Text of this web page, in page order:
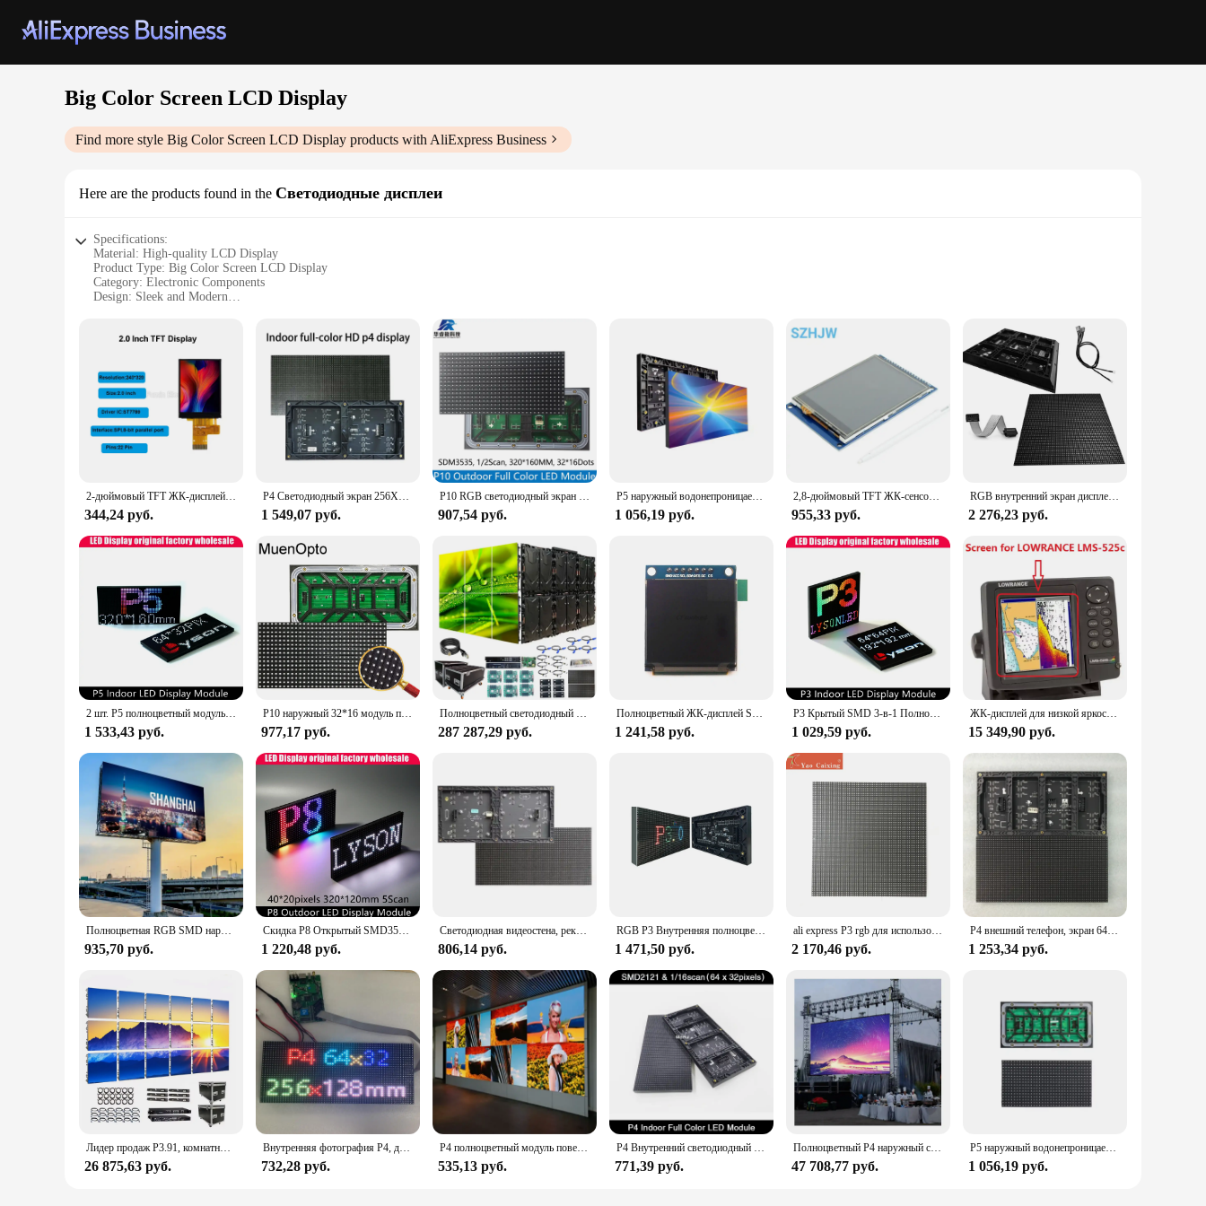
Big Color Screen LCD Display
Find more style Big Color Screen LCD Display products with AliExpress Business
Here are the products found in the Светодиодные дисплеи
Specifications:
Material: High-quality LCD Display
Product Type: Big Color Screen LCD Display
Category: Electronic Components
Design: Sleek and Modern
Size: Large enough for clear visibility
Features:
**Unmatched Clarity and Visibility**
The Big Color Screen LCD Display is a standout product in the electronic components category, boasting a high-quality LCD display that ensures clarity and visibility in a variety of settings. The large
screen size is perfect for displaying important information, making it an ideal choice for both personal and professional use. Whether you're using it for monitoring, gaming, or simply as a large
display for presentations, the vibrant colors and sharp resolution will captivate your audience.
**Versatile and User-Friendly**
This versatile display is not just about looks; it's designed to be user-friendly and adaptable to various scenarios. The sleek design makes it an attractive addition to any workspace or home
environment. Its compatibility with a wide range of applications makes it a go-to choice for vendors, suppliers, and individuals looking to enhance their devices or setups. The ease of use and
installation make it an attractive option for those looking to upgrade their display without the hassle.
**Robust and Reliable Performance**
The Big Color Screen LCD Display is engineered to deliver reliable performance, making it a trusted choice for both personal and professional use. Its robust construction ensures durability, while the
high-resolution and bright display capabilities make it an excellent choice for environments where visibility is paramount. Whether you're a professional looking for a reliable display for your
equipment or an individual seeking an upgrade for your gaming or entertainment setup, this display is built to last and deliver.
2-дюймовый TFT ЖК-дисплей 2,0 дюйма, IPS цветной OLED-экран ST7789 SPI 8-битный параллельный порт 240x320 22-контактный разъем
344,24 руб.
P4 Светодиодный экран 256X128 мм Панель Пиксельная панель 64x32 пикселей 256X128 мм P4 Крытый полноцветный светодиодный экран Модуль видеостены
1 549,07 руб.
P10 RGB светодиодный экран для улицы 320*160 мм 32*16 пикселей 1/2 сканирования SMD3535 полноцветный модуль светодиодного дисплея P10
907,54 руб.
P5 наружный водонепроницаемый телефон, цифровой экран, полноцветный дисплей, модуль светодиодного дисплея
1 056,19 руб.
2,8-дюймовый TFT ЖК-сенсорный экран, модуль дисплея 3,2 ", цветной ILI9341 3,2*240 320 В ~ 5 В, 8 бит/16 бит, параллельный интерфейс
955,33 руб.
RGB внутренний экран дисплея светодиодный 45 градусов угловая модульная панель для видео настенный экран Кубик Рубика рекламный экран
2 276,23 руб.
2 шт. P5 полноцветный модуль внутренний электронный экран конференц-зал Grande экран дисплей светодиодная панель 320*160 мм RGB 64x32 точки
1 533,43 руб.
P10 наружный 32*16 модуль полноцветный SMD3535 светодиодный экран 320x160 мм 4S Самая низкая цена
977,17 руб.
Полноцветный светодиодный экран AIRA5 для помещений и улицы, RGB-экран
287 287,29 руб.
Полноцветный ЖК-дисплей SPI OLED 1,5x128, 128 дюйма, IC SSD135, для Arduino 128*128
1 241,58 руб.
P3 Крытый SMD 3-в-1 Полноцветная светодиодная панель 64x64 пиксельных точек RGB-матричный экранный модуль 192 мм x 192 мм 1/32 сканирования
1 029,59 руб.
ЖК-дисплей для низкой яркости LMS-525c LMS525 DF, цветной дисплей для эхолота
15 349,90 руб.
Полноцветная RGB SMD наружная водонепроницаемая светодиодная панель P10 P8 P6 P5 P4.81 P4 для использования в помещении P3.91 P3 P2.5 P2 P1.875 Модули светодиодного дисплея
935,70 руб.
Скидка P8 Открытый SMD3535 Полноцветный светодиодный модуль дисплея Большая видеопанель Размер 320*160 мм 1/5 Сканирование Hub75
1 220,48 руб.
Светодиодная видеостена, рекламный щит, экранная панель, P5 SMD2121 1/16scan, внутренний светодиодный дисплей, модуль RGB 320*160 мм, 64*32 пикселей для рекламы
806,14 руб.
RGB P3 Внутренняя полноцветная светодиодная панель SMD 2121 P3 Внутренние светодиодные рекламные экраны Модули 192*96 мм Светодиодная панель p3
1 471,50 руб.
ali express P3 rgb для использования в помещении, полноцветная светодиодная матрица smd, светодиодная панель-концентратор, светодиодный экран, видеостена, светодиодный модуль дисплея, знак
2 170,46 руб.
P4 внешний телефон, экран 64x3, 2 пикселя, матрица 256x128 мм, красный зелёный синий, водонепроницаемый модуль, цифровой телефон
1 253,34 руб.
Лидер продаж P3.91, комнатный полноцветный женский шкаф 500*500 мм, 3840 Гц, прокатный сценический большой экран для стен
26 875,63 руб.
Внутренняя фотография P4, дисплей 64x64 пикселей, Фотографическая стена, полноцветная, RGB, P4, фотографические панели, фотоматрица 256 мм * 128 мм
732,28 руб.
P4 полноцветный модуль поверхностного монтажа, внутренний экран для конференц-зала, электронный экран, дисплей, RGB видеостена, фотопанель 256*128 мм
535,13 руб.
P4 Внутренний светодиодный экран RGB 256x128 мм SMD2121 Видеостена Полноцветная HD светодиодная панель дисплея 64x32 пикселей
771,39 руб.
Полноцветный P4 наружный светодиодный экран 640x640 мм SMD1921
47 708,77 руб.
P5 наружный водонепроницаемый телефон, цифровой экран, полноцветный дисплей, модуль светодиодного дисплея
1 056,19 руб.